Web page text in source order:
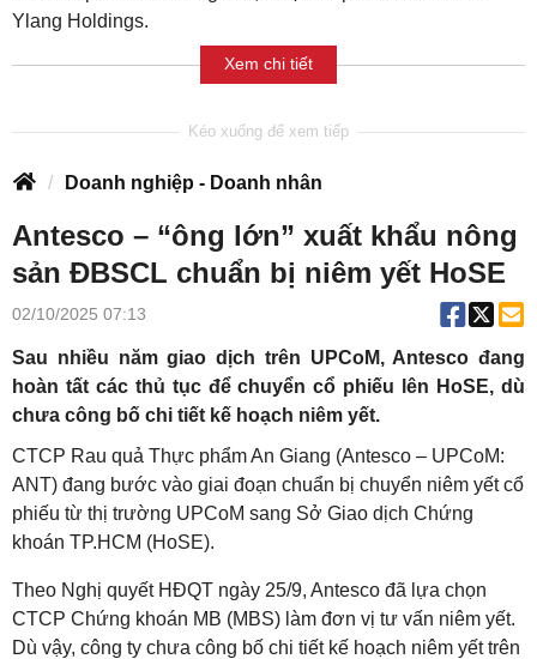
Ylang Holdings.
Xem chi tiết
Doanh nghiệp - Doanh nhân
Antesco – “ông lớn” xuất khẩu nông
sản ĐBSCL chuẩn bị niêm yết HoSE
02/10/2025 07:13
Sau nhiều năm giao dịch trên UPCoM, Antesco đang
hoàn tất các thủ tục để chuyển cổ phiếu lên HoSE, dù
chưa công bố chi tiết kế hoạch niêm yết.
CTCP Rau quả Thực phẩm An Giang (Antesco – UPCoM:
ANT) đang bước vào giai đoạn chuẩn bị chuyển niêm yết cổ
phiếu từ thị trường UPCoM sang Sở Giao dịch Chứng
khoán TP.HCM (HoSE).
Theo Nghị quyết HĐQT ngày 25/9, Antesco đã lựa chọn
CTCP Chứng khoán MB (MBS) làm đơn vị tư vấn niêm yết.
Dù vậy, công ty chưa công bố chi tiết kế hoạch niêm yết trên